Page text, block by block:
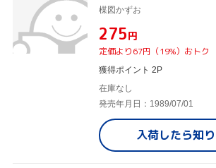
楳図かずお
¥275円
定価より67円（19%）おトク
獲得ポイント 2P
在庫なし
発売年月日：1989/07/01
入荷したら知